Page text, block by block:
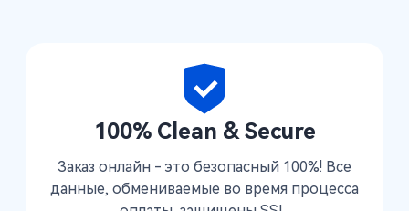
100% Clean & Secure
Заказ онлайн - это безопасный 100%! Все
данные, обмениваемые во время процесса